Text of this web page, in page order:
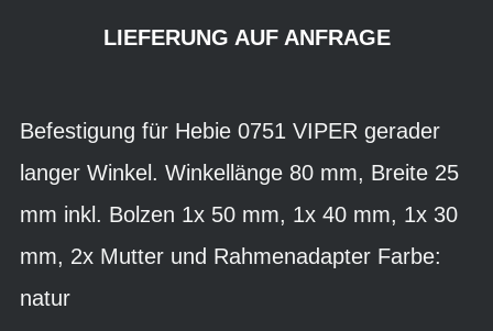
LIEFERUNG AUF ANFRAGE
Befestigung für Hebie 0751 VIPER gerader
langer Winkel. Winkellänge 80 mm, Breite 25
mm inkl. Bolzen 1x 50 mm, 1x 40 mm, 1x 30
mm, 2x Mutter und Rahmenadapter Farbe:
natur